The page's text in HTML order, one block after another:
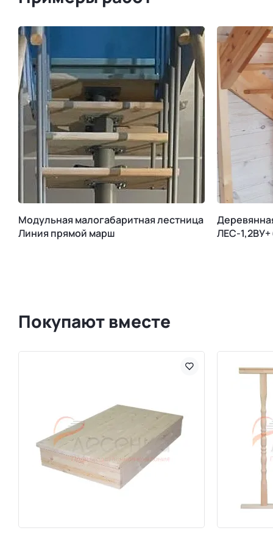
Модульная малогабаритная лестница
Линия прямой марш
ЛЕС-1,2ВУ+
Покупают вместе